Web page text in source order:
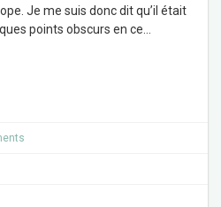
Je me suis donc dit qu’il était
points obscurs en ce